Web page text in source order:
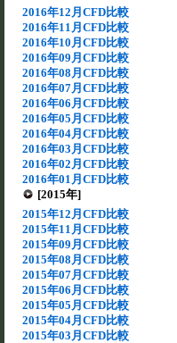
2016年12月CFD比較
2016年11月CFD比較
2016年10月CFD比較
2016年09月CFD比較
2016年08月CFD比較
2016年07月CFD比較
2016年06月CFD比較
2016年05月CFD比較
2016年04月CFD比較
2016年03月CFD比較
2016年02月CFD比較
2016年01月CFD比較
[2015年]
2015年12月CFD比較
2015年11月CFD比較
2015年09月CFD比較
2015年08月CFD比較
2015年07月CFD比較
2015年06月CFD比較
2015年05月CFD比較
2015年04月CFD比較
2015年03月CFD比較